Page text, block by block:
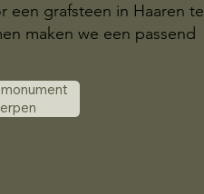
een grafsteen in Haaren te
maken we een passend